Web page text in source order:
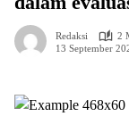
Redaksi
2
13 September